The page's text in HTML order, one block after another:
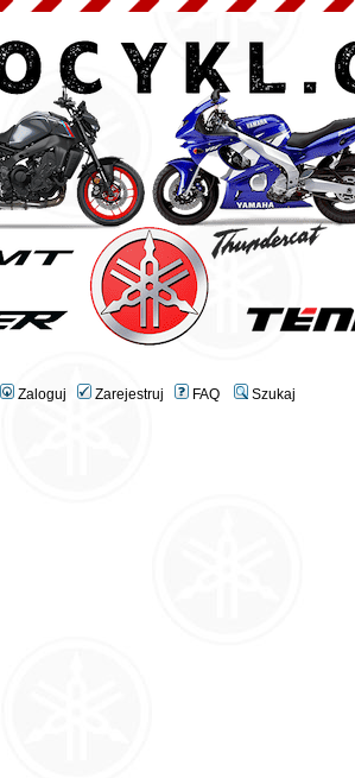
Zaloguj Zarejestruj FAQ Szukaj